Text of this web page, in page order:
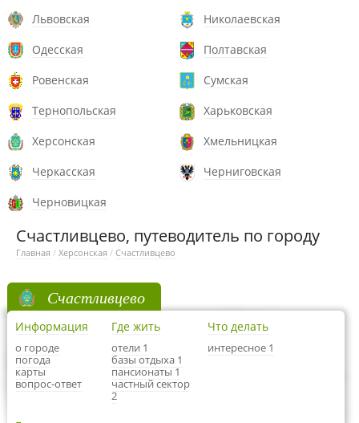
Львовская
Николаевская
Одесская
Полтавская
Ровенская
Сумская
Тернопольская
Харьковская
Херсонская
Хмельницкая
Черкасская
Черниговская
Черновицкая
Счастливцево, путеводитель по городу
Главная / Херсонская / Счастливцево
Счастливцево
Информация
о городе
погода
карты
вопрос-ответ
Где жить
отели 1
базы отдыха 1
пансионаты 1
частный сектор
2
Что делать
интересное 1